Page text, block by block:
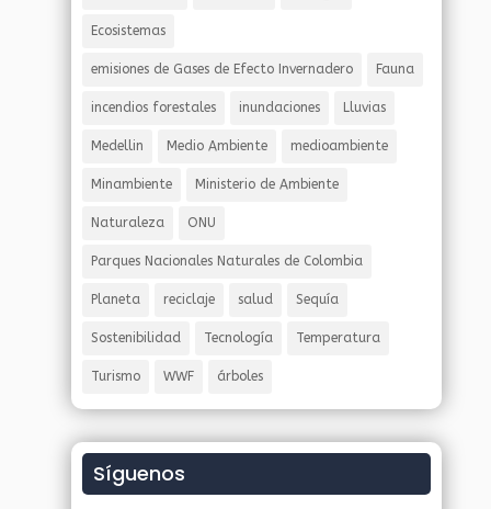
Ecosistemas
emisiones de Gases de Efecto Invernadero Fauna
incendios forestales inundaciones Lluvias
Medellin Medio Ambiente medioambiente
Minambiente Ministerio de Ambiente
Naturaleza ONU
Parques Nacionales Naturales de Colombia
Planeta reciclaje salud Sequía
Sostenibilidad Tecnología Temperatura
Turismo WWF árboles
Síguenos